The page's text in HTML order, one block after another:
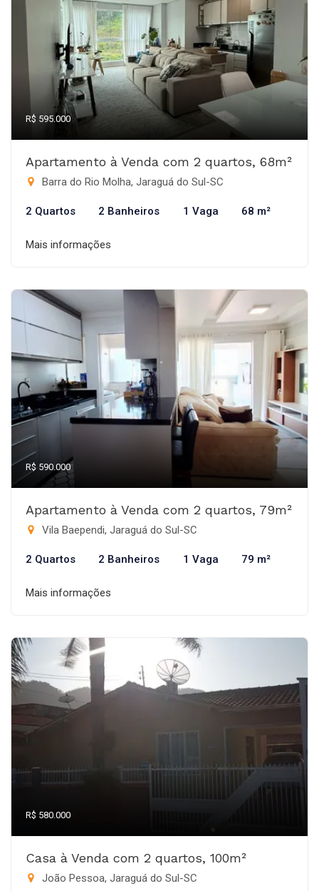
R$ 595.000
Apartamento à Venda com 2 quartos, 68m²
Barra do Rio Molha, Jaraguá do Sul-SC
2 Quartos 2 Banheiros 1 Vaga 68 m²
Mais informações
R$ 590.000
Apartamento à Venda com 2 quartos, 79m²
Vila Baependi, Jaraguá do Sul-SC
2 Quartos 2 Banheiros 1 Vaga 79 m²
Mais informações
R$ 580.000
Casa à Venda com 2 quartos, 100m²
João Pessoa, Jaraguá do Sul-SC